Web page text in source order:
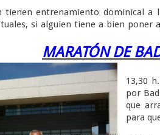
entrenamiento dominical a
si alguien tiene a bien
MARATÓN DE
13,30
por
que
para